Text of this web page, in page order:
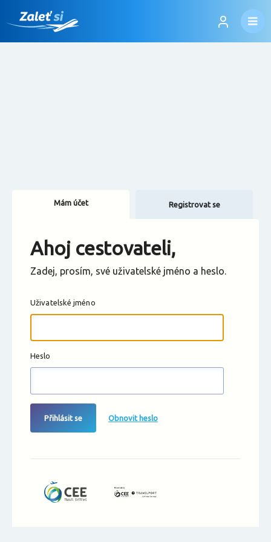
Změnit měnu
Mám účet Registrovat se
Ahoj cestovateli,
Zadej, prosím, své uživatelské jméno a heslo.
Uživatelské jméno
Heslo
Přihlásit se Obnovit heslo